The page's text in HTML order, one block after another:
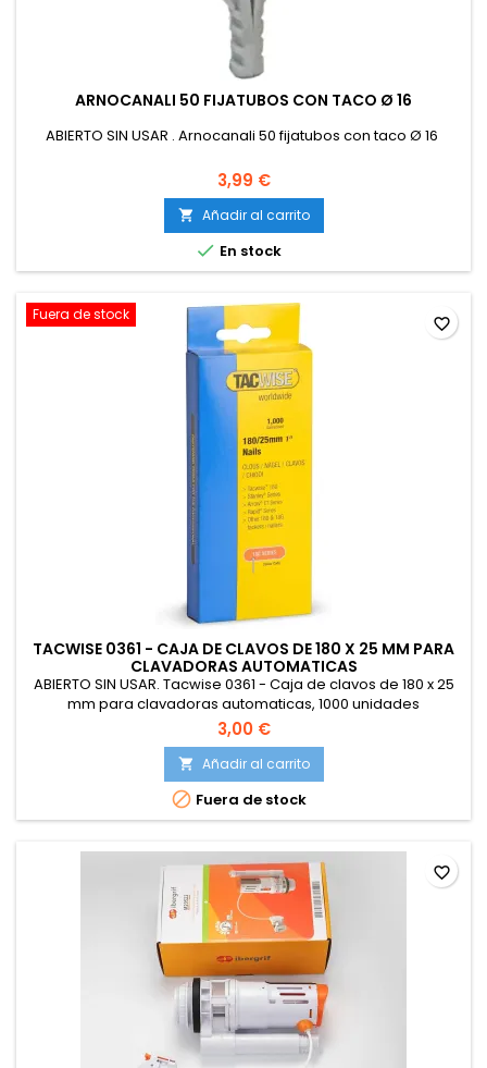
ARNOCANALI 50 FIJATUBOS CON TACO Ø 16
ABIERTO SIN USAR . Arnocanali 50 fijatubos con taco Ø 16
3,99 €
 Añadir al carrito
 En stock
Fuera de stock
TACWISE 0361 - CAJA DE CLAVOS DE 180 X 25 MM PARA
CLAVADORAS AUTOMATICAS
ABIERTO SIN USAR. Tacwise 0361 - Caja de clavos de 180 x 25
mm para clavadoras automaticas, 1000 unidades
3,00 €
 Añadir al carrito
 Fuera de stock
favorite_border
favorite_border